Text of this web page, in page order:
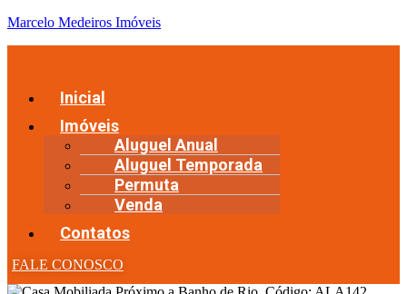
Marcelo Medeiros Imóveis
Inicial
Imóveis
Aluguel Anual
Aluguel Temporada
Permuta
Venda
Contatos
FALE CONOSCO